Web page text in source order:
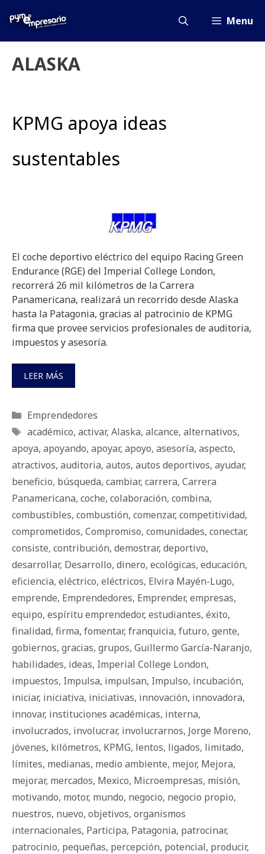
Menu
ALASKA
KPMG apoya ideas
sustentables
El coche deportivo eléctrico del equipo Racing Green
Endurance (RGE) del Imperial College London,
recorrerá 26 mil kilómetros de la Carrera
Panamericana, realizará un recorrido desde Alaska
hasta la Patagonia, gracias al patrocinio de KPMG
firma que provee servicios profesionales de auditoria,
impuestos y asesoría.
LEER MÁS
Categorías
Emprendedores
Etiquetas
académico, activar, Alaska, alcance, alternativos,
apoya, apoyando, apoyar, apoyo, asesoría, aspecto,
atractivos, auditoria, autos, autos deportivos, ayudar,
beneficio, búsqueda, cambiar, carrera, Carrera
Panamericana, coche, colaboración, combina,
combustibles, combustión, comenzar, competitividad,
comprometidos, Compromiso, comunidades, conectar,
consiste, contribución, demostrar, deportivo,
desarrollar, Desarrollo, dinero, ecológicas, educación,
eficiencia, eléctrico, eléctricos, Elvira Mayén-Lugo,
emprende, Emprendedores, Emprender, empresas,
equipo, espíritu emprendedor, estudiantes, éxito,
finalidad, firma, fomentar, franquicia, futuro, gente,
gobiernos, gracias, grupos, Guillermo García-Naranjo,
habilidades, ideas, Imperial College London,
impuestos, Impulsa, impulsan, Impulso, incubación,
iniciar, iniciativa, iniciativas, innovación, innovadora,
innovar, instituciones académicas, interna,
involucrados, involucrar, involucrarnos, Jorge Moreno,
jóvenes, kilómetros, KPMG, lentos, ligados, limitado,
límites, medianas, medio ambiente, mejor, Mejora,
mejorar, mercados, Mexico, Microempresas, misión,
motivando, motor, mundo, negocio, negocio propio,
nuestros, nuevo, objetivos, organismos
internacionales, Participa, Patagonia, patrocinar,
patrocinio, pequeñas, percepción, potencial, producir,